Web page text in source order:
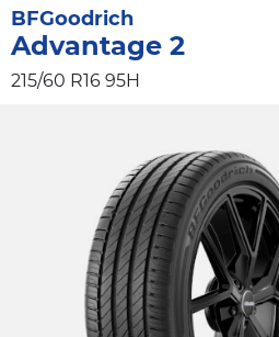
BFGoodrich
Advantage 2
215/60 R16 95H